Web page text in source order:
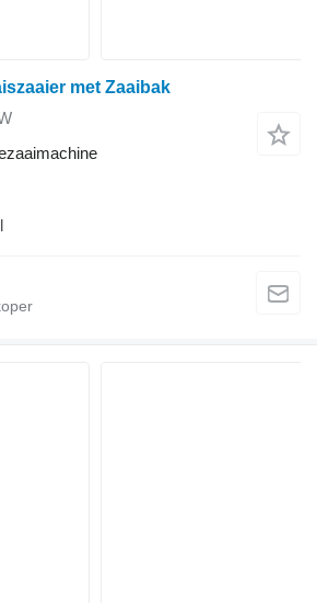
met Zaaibak